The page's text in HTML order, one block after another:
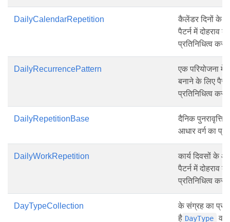
DailyCalendarRepetition
कैलेंडर दिनों के
पैटर्न में दोहराव
प्रतिनिधित्व
DailyRecurrencePattern
एक परियोजना में
बनाने के लिए
प्रतिनिधित्व
DailyRepetitionBase
दैनिक पुनरावृत्ति
आधार वर्ग का
DailyWorkRepetition
कार्य दिवसों के
पैटर्न में दोहराव
प्रतिनिधित्व
DayTypeCollection
के संग्रह का
है DayType